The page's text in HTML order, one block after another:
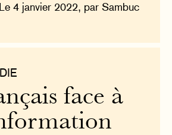
Le 4 janvier 2022, par Sambuc
face à